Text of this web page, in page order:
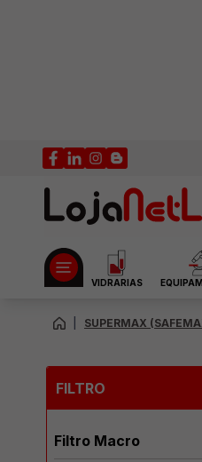
VIDRARIAS
SUPERMAX
FILTRO
Filtro Macro